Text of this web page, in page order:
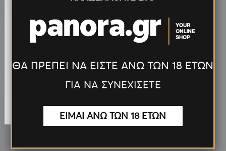
ΘΑ ΠΡΕΠΕΙ ΝΑ ΕΙΣΤΕ ΑΝΩ ΤΩΝ 18 ΕΤΩΝ
ΓΙΑ ΝΑ ΣΥΝΕΧΙΣΕΤΕ
ΕΙΜΑΙ ΑΝΩ ΤΩΝ 18 ΕΤΩΝ